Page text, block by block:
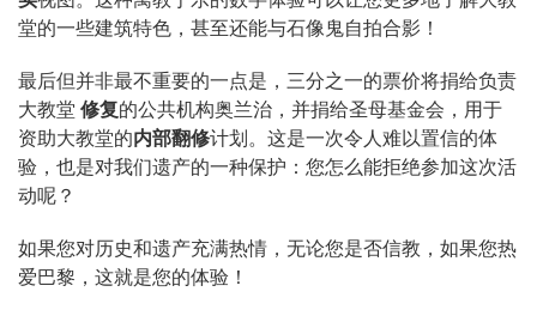
堂的一些建筑特色，甚至还能与石像鬼自拍合影！
最后但并非最不重要的一点是，三分之一的票价将捐给负责
大教堂 修复的公共机构奥兰治，并捐给圣母基金会，用于
资助大教堂的内部翻修计划。这是一次令人难以置信的体
验，也是对我们遗产的一种保护：您怎么能拒绝参加这次活
动呢？
如果您对历史和遗产充满热情，无论您是否信教，如果您热
爱巴黎，这就是您的体验！